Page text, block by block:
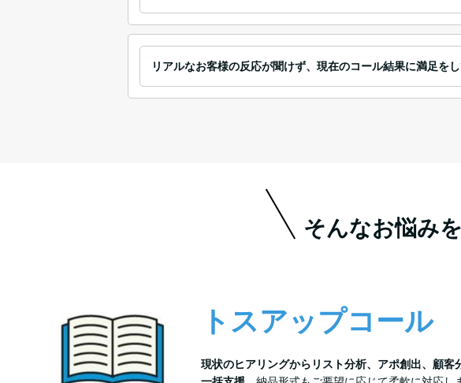
リアルなお客様の反応が聞けず、現在のコール結果に満足をし
そんなお悩み
トスアップコール
現状のヒアリングからリスト分析、アポ創出、顧客